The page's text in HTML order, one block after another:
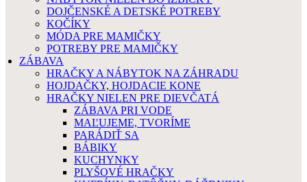
DOJČENSKÉ A DETSKÉ POTREBY
KOČÍKY
MÓDA PRE MAMIČKY
POTREBY PRE MAMIČKY
ZÁBAVA
HRAČKY A NÁBYTOK NA ZÁHRADU
HOJDAČKY, HOJDACIE KONE
HRAČKY NIELEN PRE DIEVČATÁ
ZÁBAVA PRI VODE
MAĽUJEME, TVORÍME
PARÁDIŤ SA
BÁBIKY
KUCHYNKY
PLYŠOVÉ HRAČKY